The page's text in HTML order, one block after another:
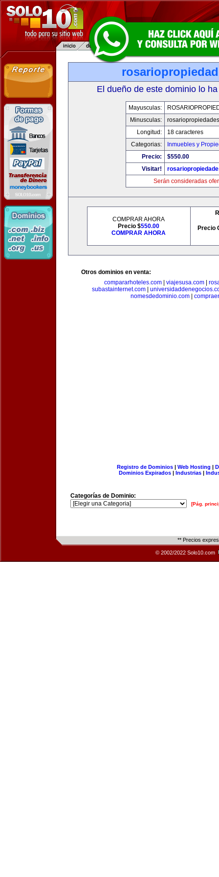
El dueño de este dominio lo
Mayusculas:
Minusculas:
Longitud:
18 caracteres
Categorias:
Inmuebles y
Precio:
$550.00
Visitar!
Serán consideradas
COMPRAR AHORA
Precio $550.00
COMPRAR AHORA
Precio
Otros dominios en venta:
compararhoteles.com| viajesusa.com|
subastainternet.com|
nomesdedominio.com|
Registro de Dominios| Web Hosting |
Dominios Expirados | Industrias |
Categorías de Dominio:
[Pág.
** Precios
© 2002/2022 Solo10.com